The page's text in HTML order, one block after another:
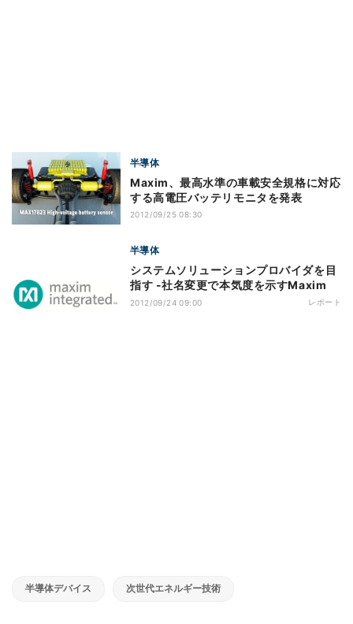
半導体
Maxim、最高水準の車載安全規格に対応
する高電圧バッテリモニタを発表
2012/09/25 08:30
半導体
システムソリューションプロバイダを目
指す -社名変更で本気度を示すMaxim
2012/09/24 09:00 レポート
半導体デバイス 次世代エネルギー技術